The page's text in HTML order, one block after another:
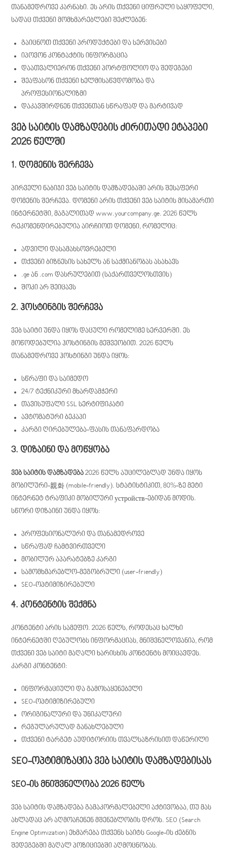
თანამედროვე კარნახი. ეს არის თქვენი ციფრული საყოფელი,
სადაც თქვენი მომხმარებლები შეძლებენ:
გაიცნოთ თქვენი პროდუქტები და სერვისები
იპოვონ კონტაქტის ინფორმაცია
დაათვალიერონ თქვენი პორტფოლიო და შედეგები
შეაფასონ თქვენი ხელმისაწვდომობა და
პროფესიონალიზმი
დაკავშირდნენ თქვენთან სწრაფად და მარტივად
ვებ საიტის დამზადების ძირითადი ეტაპები
2026 წელში
1. დომენის შერჩევა
პირველი ნაბიჯი ვებ საიტის დამზადებაში არის შესაფერი
დომენის შერჩევა. დომენი არის თქვენი ვებ საიტის მისამართი
ინტერნეტში, მაგალითად www.yourcompany.ge. 2026 წელს
რეკომენდირებულია აირჩიოთ დომენი, რომელიც:
ადვილი დასამახსოვრებელი
თქვენი ბიზნესის სახელს ან საქმიანობას ასახავს
.ge ან .com დასრულებით (საქართველოსთვის)
შოკი არ შეიცავს
2. ჰოსტინგის შერჩევა
ვებ საიტი უნდა იყოს დაცული რომელიმე სერვერში. ეს
მოწოდებულია ჰოსტინგის მეშვეობით. 2026 წელს
თანამედროვე ჰოსტინგი უნდა იყოს:
სწრაფი და საიმედო
24/7 ტექნიკური მხარდამჭერი
თავისუფალი SSL სერტიფიკატი
ავტომატური ბეკაპი
კარგი ღირებულება-ფასის თანაფარდობა
3. დიზაინი და მოწყობა
ვებ საიტის დამზადება 2026 წელს აუცილებლად უნდა იყოს
მობილური-親화 (mobile-friendly). სტატისტიკით, 80%-ზე მეტი
ინტერნეტ ტრაფიკი მობილური устройств-ებიდან მოდის.
სწორი დიზაინი უნდა იყოს:
პროფესიონალური და თანამედროვე
სწრაფად ჩამტვირთველი
მობილურ აპარატებზე კარგი
სამომხმარებლო-მეგობრული (user-friendly)
SEO-ოპტიმიზირებული
4. კონტენტის შექმნა
კონტენტი არის სამეფო. 2026 წელს, როდესაც ხალხი
ინტერნეტში ღებულობს ინფორმაციას, მნიშვნელოვანია, რომ
თქვენი ვებ საიტი მაღალი ხარისხის კონტენტს მოიცავდეს.
კარგი კონტენტი:
ინფორმაციული და გამოსაყენებელი
SEO-ოპტიმიზირებული
ორიგინალური და უნიკალური
რეგულარულად განახლებული
თქვენი ტარგეტ აუდიტორიის თვალსაზრისით დაწერილი
SEO-ოპტიმიზაცია ვებ საიტის დამზადებისას
SEO-ის მნიშვნელობა 2026 წელს
ვებ საიტის დამზადება გამაკორმალებელი აქტივობაა, თუ მას
ახლადაც არ აღმოაჩენენ მშენებლობის დროს. SEO (Search
Engine Optimization) ეხმარება თქვენს საიტს Google-ის ძებნის
შედეგებში მაღალ პოზიციებში აღმოცნობას.